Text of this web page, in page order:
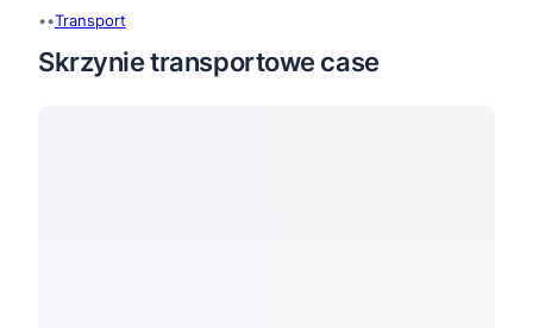
treści
••Transport
Skrzynie transportowe case